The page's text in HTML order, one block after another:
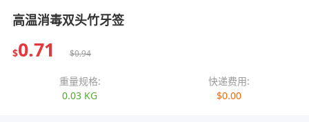
高温消毒双头竹牙签
$0.71 $0.94
重量规格:
0.03 KG
快递费用:
$0.00